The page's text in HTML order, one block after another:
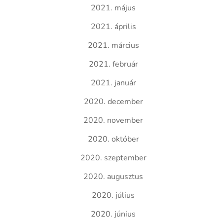
2021. május
2021. április
2021. március
2021. február
2021. január
2020. december
2020. november
2020. október
2020. szeptember
2020. augusztus
2020. július
2020. június